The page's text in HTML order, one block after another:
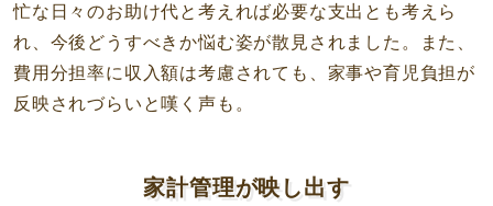
忙な日々のお助け代と考えれば必要な支出とも考えら
れ、今後どうすべきか悩む姿が散見されました。また、
費用分担率に収入額は考慮されても、家事や育児負担が
反映されづらいと嘆く声も。
家計管理が映し出す